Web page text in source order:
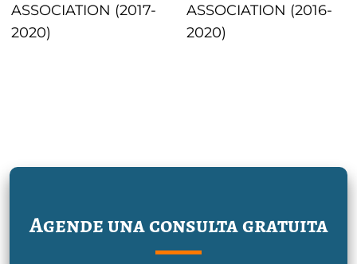
ASSOCIATION (2017-
2020)
ASSOCIATION (2016-
2020)
Agende una consulta gratuita